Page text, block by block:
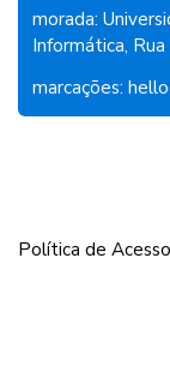
morada:
Informática,
marcações:
Política de